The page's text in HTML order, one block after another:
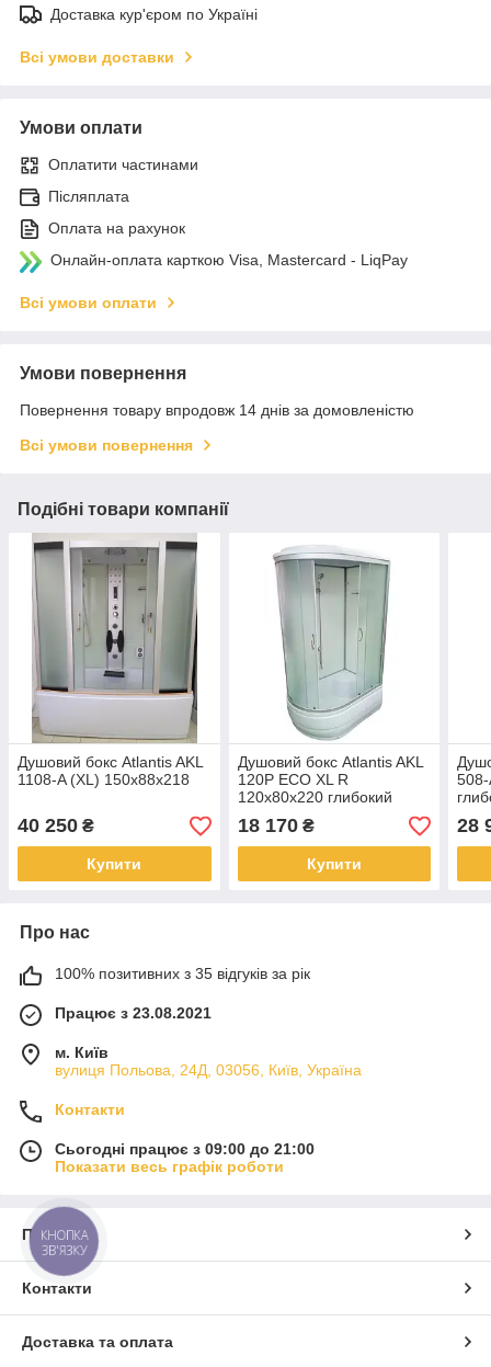
Доставка кур'єром по Україні
Всі умови доставки
Умови оплати
Оплатити частинами
Післяплата
Оплата на рахунок
Онлайн-оплата карткою Visa, Mastercard - LiqPay
Всі умови оплати
Умови повернення
Повернення товару впродовж 14 днів за домовленістю
Всі умови повернення
Подібні товари компанії
Душовий бокс Atlantis AKL
1108-A (XL) 150х88х218
40 250 ₴
Купити
Душовий бокс Atlantis AKL
120P ECO XL R
120x80x220 глибокий
піддон
18 170₴
Купити
28
Про нас
100% позитивних з 35 відгуків за рік
Працює з 23.08.2021
м. Київ
вулиця Польова, 24Д, 03056, Київ, Україна
Контакти
Сьогодні працює з 09:00 до 21:00
Показати весь графік роботи
Про нас
Контакти
Доставка та оплата
КНОПКА
ЗВ'ЯЗКУ